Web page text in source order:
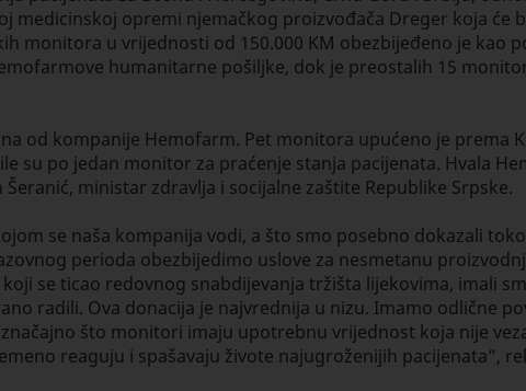
medicinskoj opremi njemačkog proizvođača Dreger koja
monitora u vrijednosti od 150.000 KM obezbijeđeno je kao
humanitarne pošiljke, dok je preostalih 15
od kompanije Hemofarm. Pet monitora upućeno je prema
su po jedan monitor za praćenje stanja pacijenata. Hvala
ministar zdravlja i socijalne zaštite Republike Srpske.
se naša kompanija vodi, a što smo posebno dokazali
perioda obezbijedimo uslove za nesmetanu
se ticao redovnog snabdijevanja tržišta lijekovima, imali
radili. Ova donacija je najvrednija u nizu. Imamo odlične
što monitori imaju upotrebnu vrijednost koja nije
reaguju i spašavaju živote najugroženijih pacijenata”,